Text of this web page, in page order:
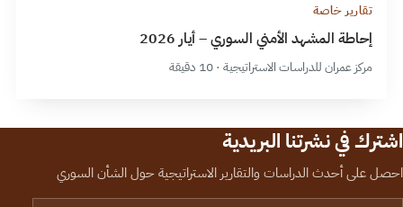
تقارير خاصة
إحاطة المشهد الأمني السوري – أيار 2026
مركز عمران للدراسات الاستراتيجية · 10 دقيقة
اشترك في نشرتنا البريدية
احصل على أحدث الدراسات والتقارير الاستراتيجية حول الشأن السوري